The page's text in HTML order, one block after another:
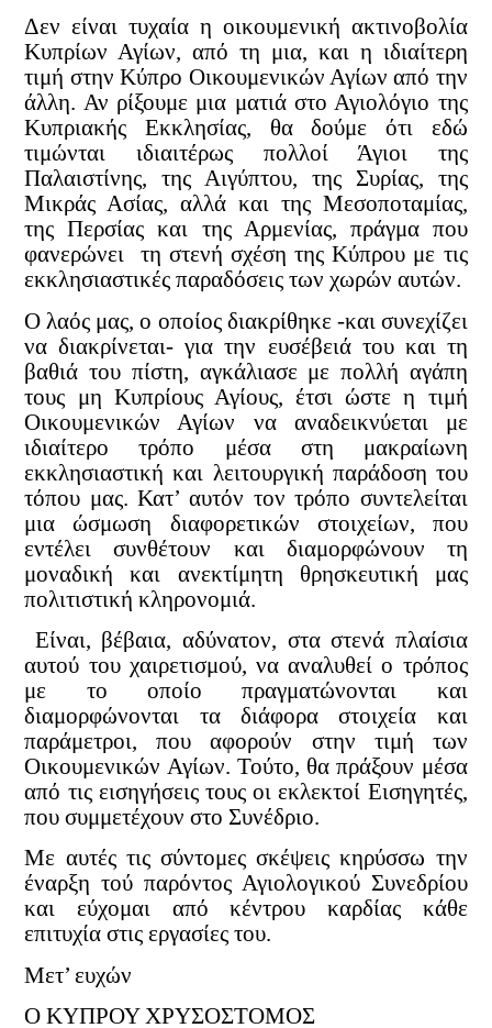
Δεν είναι τυχαία η οικουμενική ακτινοβολία
Κυπρίων Αγίων, από τη μια, και η ιδιαίτερη
τιμή στην Κύπρο Οικουμενικών Αγίων από την
άλλη. Αν ρίξουμε μια ματιά στο Αγιολόγιο της
Κυπριακής Εκκλησίας, θα δούμε ότι εδώ
τιμώνται ιδιαιτέρως πολλοί Άγιοι της
Παλαιστίνης, της Αιγύπτου, της Συρίας, της
Μικράς Ασίας, αλλά και της Μεσοποταμίας,
της Περσίας και της Αρμενίας, πράγμα που
φανερώνει τη στενή σχέση της Κύπρου με τις
εκκλησιαστικές παραδόσεις των χωρών αυτών.
Ο λαός μας, ο οποίος διακρίθηκε -και συνεχίζει
να διακρίνεται- για την ευσέβειά του και τη
βαθιά του πίστη, αγκάλιασε με πολλή αγάπη
τους μη Κυπρίους Αγίους, έτσι ώστε η τιμή
Οικουμενικών Αγίων να αναδεικνύεται με
ιδιαίτερο τρόπο μέσα στη μακραίωνη
εκκλησιαστική και λειτουργική παράδοση του
τόπου μας. Κατ’ αυτόν τον τρόπο συντελείται
μια ώσμωση διαφορετικών στοιχείων, που
εντέλει συνθέτουν και διαμορφώνουν τη
μοναδική και ανεκτίμητη θρησκευτική μας
πολιτιστική κληρονομιά.
Είναι, βέβαια, αδύνατον, στα στενά πλαίσια
αυτού του χαιρετισμού, να αναλυθεί ο τρόπος
με το οποίο πραγματώνονται και
διαμορφώνονται τα διάφορα στοιχεία και
παράμετροι, που αφορούν στην τιμή των
Οικουμενικών Αγίων. Τούτο, θα πράξουν μέσα
από τις εισηγήσεις τους οι εκλεκτοί Εισηγητές,
που συμμετέχουν στο Συνέδριο.
Με αυτές τις σύντομες σκέψεις κηρύσσω την
έναρξη τού παρόντος Αγιολογικού Συνεδρίου
και εύχομαι από κέντρου καρδίας κάθε
επιτυχία στις εργασίες του.
Μετ’ ευχών
Ο ΚΥΠΡΟΥ ΧΡΥΣΟΣΤΟΜΟΣ